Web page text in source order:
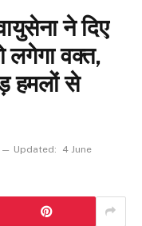
ने दिए
वक्त,
हमलों से
Updated:
4 June